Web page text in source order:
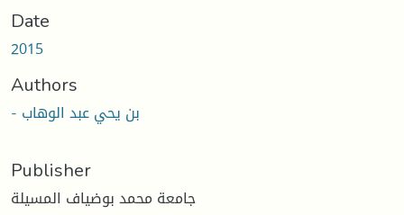
Date
2015
Authors
- بن يحي عبد الوهاب
Publisher
جامعة محمد بوضياف المسيلة